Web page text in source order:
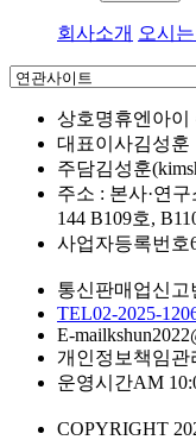
회사소개 오시
상호명휴엔아이
대표이사김성훈
주담김성훈
주소 : 본사·연구
144 B109호,
사업자등록번호
통신판매업신고
TEL02-2025-
E-mail
개인정보책임관
운영시간AM
COPYRIGHT